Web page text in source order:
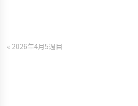
« 2026年4月5週目